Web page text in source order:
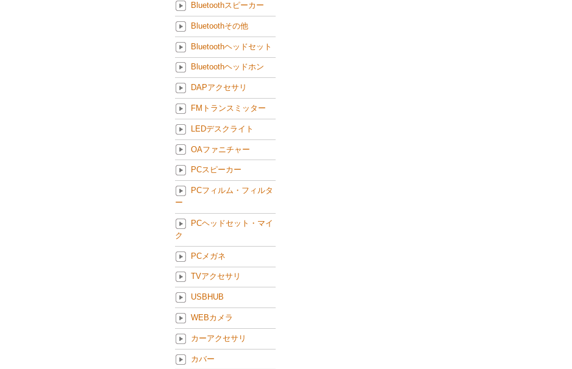
Bluetoothスピーカー
Bluetoothその他
Bluetoothヘッドセット
Bluetoothヘッドホン
DAPアクセサリ
FMトランスミッター
LEDデスクライト
OAファニチャー
PCスピーカー
PCフィルム・フィルタ
ー
PCヘッドセット・マイ
ク
PCメガネ
TVアクセサリ
USBHUB
WEBカメラ
カーアクセサリ
カバー